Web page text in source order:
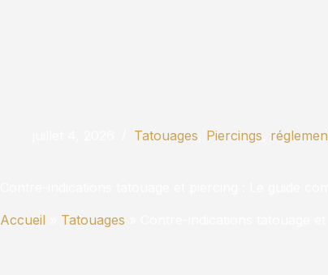
Tatouages Piercings
Accueil
Tatouages